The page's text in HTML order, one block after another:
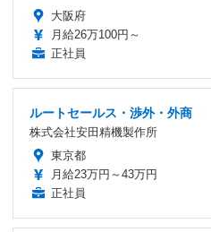
大阪府
月給26万100円～
正社員
ルートセールス・渉外・外商
株式会社安田精機製作所
東京都
月給23万円～43万円
正社員